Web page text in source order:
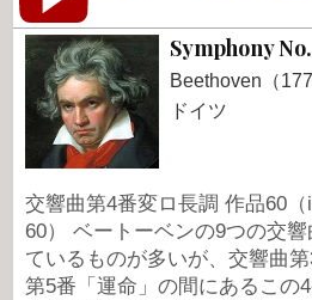
Symphony
Beethoven（
ドイツ
交響曲第4番変ロ長調 作品60
60） ベートーベンの9つの交
ているものが多いが、交響曲
第5番「運命」の間にあるこの